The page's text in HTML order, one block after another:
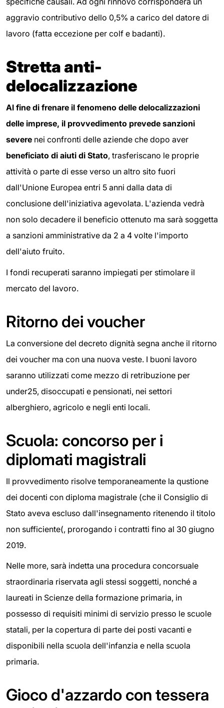
aggravio contributivo dello 0,5% a carico del datore di
lavoro (fatta eccezione per colf e badanti).
Stretta anti-
delocalizzazione
Al fine di frenare il fenomeno delle delocalizzazioni
delle imprese, il provvedimento prevede sanzioni
severe nei confronti delle aziende che dopo aver
beneficiato di aiuti di Stato, trasferiscano le proprie
attività o parte di esse verso un altro sito fuori
dall'Unione Europea entri 5 anni dalla data di
conclusione dell'iniziativa agevolata. L'azienda vedrà
non solo decadere il beneficio ottenuto ma sarà soggetta
a sanzioni amministrative da 2 a 4 volte l'importo
dell'aiuto fruito.
I fondi recuperati saranno impiegati per stimolare il
mercato del lavoro.
Ritorno dei voucher
La conversione del decreto dignità segna anche il ritorno
dei voucher ma con una nuova veste. I buoni lavoro
saranno utilizzati come mezzo di retribuzione per
under25, disoccupati e pensionati, nei settori
alberghiero, agricolo e negli enti locali.
Scuola: concorso per i
diplomati magistrali
Il provvedimento risolve temporaneamente la qustione
dei docenti con diploma magistrale (che il Consiglio di
Stato aveva escluso dall'insegnamento ritenendo il titolo
non sufficiente(, prorogando i contratti fino al 30 giugno
2019.
Nelle more, sarà indetta una procedura concorsuale
straordinaria riservata agli stessi soggetti, nonché a
laureati in Scienze della formazione primaria, in
possesso di requisiti minimi di servizio presso le scuole
statali, per la copertura di parte dei posti vacanti e
disponibili nella scuola dell'infanzia e nella scuola
primaria.
Gioco d'azzardo con tessera